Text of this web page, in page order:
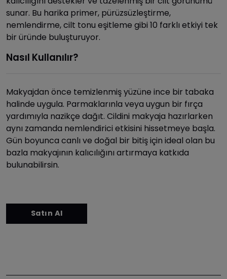
sunar. Bu harika primer, pürüzsüzleştirme,
nemlendirme, cilt tonu eşitleme gibi 10 farklı etkiyi tek
bir üründe buluşturuyor.
Nasıl Kullanılır?
Makyajdan önce temizlenmiş yüzüne ince bir tabaka
halinde uygula. Parmaklarınla veya uygun bir fırça
yardımıyla nazikçe dağıt. Cildini makyaja hazırlarken
aynı zamanda nemlendirici etkisini hissetmeye başla.
Gün boyunca canlı ve doğal bir bitiş için ideal olan bu
bazla makyajının kalıcılığını artırmaya katkıda
bulunabilirsin.